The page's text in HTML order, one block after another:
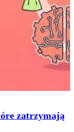
zatrzymają